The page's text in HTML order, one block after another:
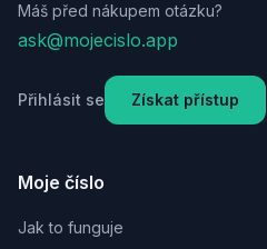
Máš před nákupem otázku?
ask@mojecislo.app
Přihlásit se Získat přístup
Moje číslo
Jak to funguje